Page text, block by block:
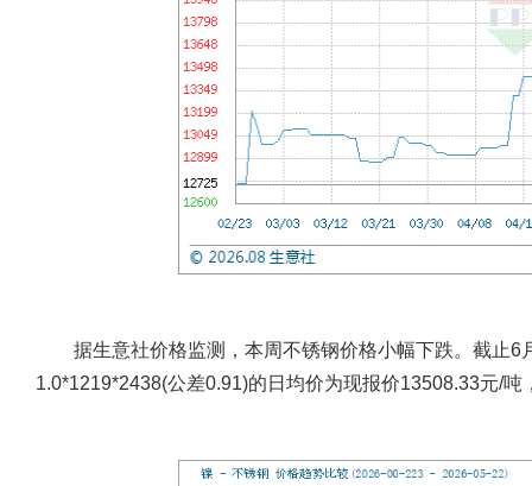
据生意社价格监测，本周不锈钢价格小幅下跌。截止6
1.0*1219*2438(公差0.91)的日均价为现报价13508.33元/